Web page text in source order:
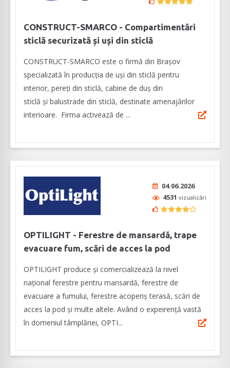
CONSTRUCT-SMARCO - Compartimentări
sticlă securizată și uși din sticlă
CONSTRUCT-SMARCO este o firmă din Brașov
specializată în producția de uși din sticlă pentru
interior, pereți din sticlă, cabine de duș din
sticlă și balustrade din sticlă, destinate amenajărilor
interioare. Firma activează de ...
04.06.2026
4531 vizualizări
OPTILIGHT - Ferestre de mansardă, trape
evacuare fum, scări de acces la pod
OPTILIGHT produce şi comercializează la nivel
naţional ferestre pentru mansardă, ferestre de
evacuare a fumului, ferestre acoperiş terasă, scări de
acces la pod și multe altele. Având o expeirenţă vastă
în domeniul tâmplăriei, OPTI...